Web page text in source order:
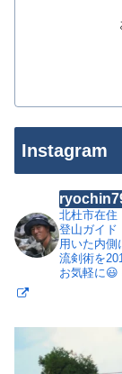
Instagram
北杜市在住
登山ガイド
用いた内
流剣術を
お気軽に😃